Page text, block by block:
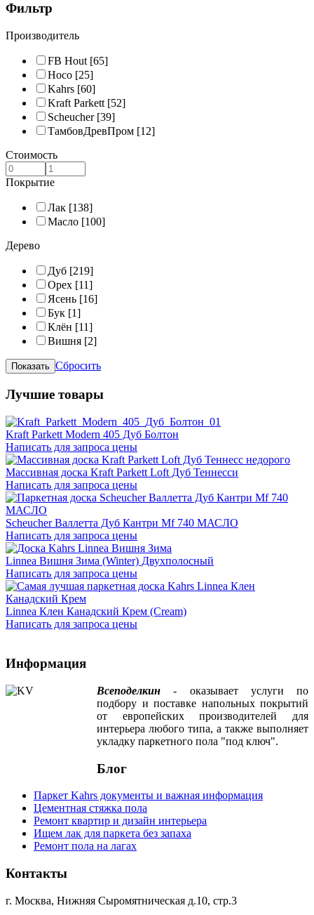
Фильтр
Производитель
FB Hout [65]
Hoco [25]
Kahrs [60]
Kraft Parkett [52]
Scheucher[39]
ТамбовДревПром [12]
Стоимость
Покрытие
Лак [138]
Масло [100]
Дерево
Дуб [219]
Орех [11]
Ясень [16]
Бук [1]
Клён [11]
Вишня [2]
Сбросить
Лучшие товары
Kraft Parkett Modern 405 Дуб Болтон
Написать для запроса цены
Массивная доска Kraft Parkett Loft Дуб Теннесси
Написать для запроса цены
Scheucher Валлетта Дуб Кантри Mf 740 МАСЛО
Написать для запроса цены
Linnea Вишня Зима (Winter) Двухполосный
Написать для запроса цены
Linnea Клен Канадский Крем (Cream)
Написать для запроса цены
Информация
Всеподелкин - оказывает услуги по
подбору и поставке напольных покрытий
от европейских производителей для
интерьера любого типа, а также выполняет
укладку паркетного пола "под ключ".
Блог
Паркет Kahrs документы и важная информация
Цементная стяжка пола
Ремонт квартир и дизайн интерьера
Ищем лак для паркета без запаха
Ремонт пола на лагах
Контакты
г. Москва, Нижняя Сыромятническая д.10, стр.3